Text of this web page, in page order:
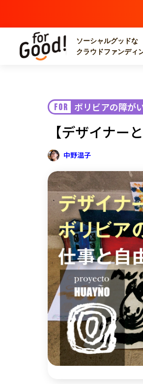
ソーシャルグッドな
クラウドファンディ
カテゴリーからさがす
地域からさがす
FOR ボリビアの障が
【デザイナー
中野温子